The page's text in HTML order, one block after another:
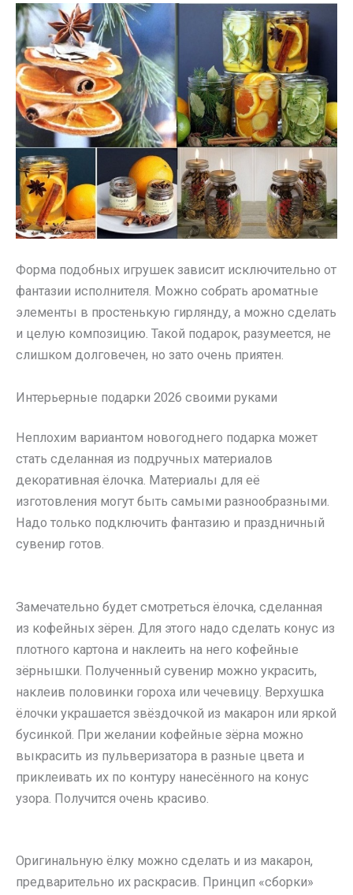
Форма подобных игрушек зависит исключительно от
фантазии исполнителя. Можно собрать ароматные
элементы в простенькую гирлянду, а можно сделать
и целую композицию. Такой подарок, разумеется, не
слишком долговечен, но зато очень приятен.
Интерьерные подарки 2026 своими руками
Неплохим вариантом новогоднего подарка может
стать сделанная из подручных материалов
декоративная ёлочка. Материалы для её
изготовления могут быть самыми разнообразными.
Надо только подключить фантазию и праздничный
сувенир готов.
Замечательно будет смотреться ёлочка, сделанная
из кофейных зёрен. Для этого надо сделать конус из
плотного картона и наклеить на него кофейные
зёрнышки. Полученный сувенир можно украсить,
наклеив половинки гороха или чечевицу. Верхушка
ёлочки украшается звёздочкой из макарон или яркой
бусинкой. При желании кофейные зёрна можно
выкрасить из пульверизатора в разные цвета и
приклеивать их по контуру нанесённого на конус
узора. Получится очень красиво.
Оригинальную ёлку можно сделать и из макарон,
предварительно их раскрасив. Принцип «сборки»